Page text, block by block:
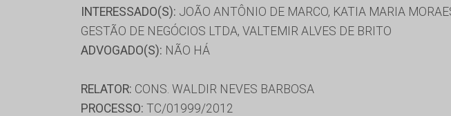
INTERESSADO(S): JOÃO ANTÔNIO DE MARCO, KATIA MARIA
GESTÃO DE NEGÓCIOS LTDA, VALTEMIR ALVES DE BRITO
ADVOGADO(S): NÃO HÁ
RELATOR: CONS. WALDIR NEVES BARBOSA
PROCESSO: TC/01999/2012